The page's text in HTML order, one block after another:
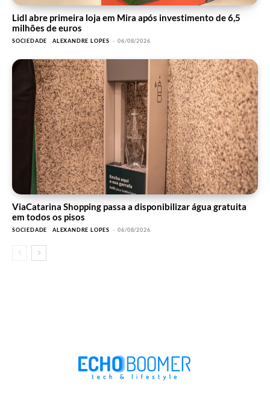
Lidl abre primeira loja em Mira após investimento de 6,5
milhões de euros
SOCIEDADE ALEXANDRE LOPES - 06/08/2026
ViaCatarina Shopping passa a disponibilizar água gratuita
em todos os pisos
SOCIEDADE ALEXANDRE LOPES - 06/08/2026